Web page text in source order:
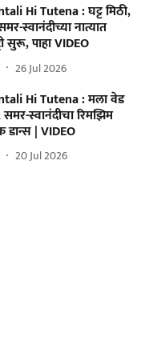
Hi Tutena : घट्ट मिठी,
स्वानंदीच्या नात्यात
सुरू, पाहा VIDEO
26 Jul 2026
Hi Tutena : मला वेड
स्वानंदीचा रिमझिम
डान्स | VIDEO
20 Jul 2026